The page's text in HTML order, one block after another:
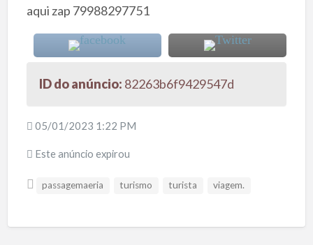
aqui zap 79988297751
ID do anúncio: 82263b6f9429547d
05/01/2023 1:22 PM
Este anúncio expirou
passagemaeria turismo turista viagem.